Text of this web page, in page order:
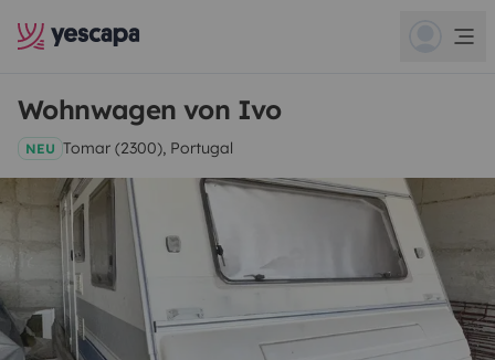
Wohnwagen von Ivo
NEU Tomar (2300), Portugal